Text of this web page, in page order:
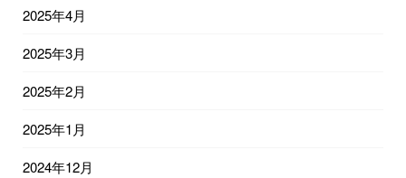
2025年4月
2025年3月
2025年2月
2025年1月
2024年12月